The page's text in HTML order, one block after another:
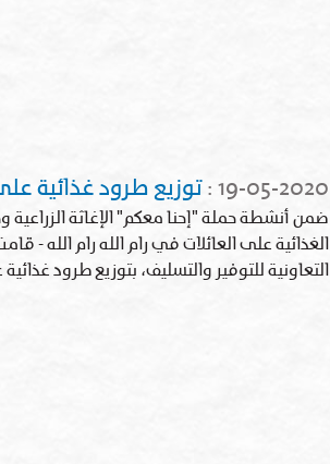
19-05-2020
: توزيع طرود غذائية
ضمن أنشطة حملة "إحنا معكم" الإغاثة الزراعية
الغذائية على العائلات في رام الله رام الله -
التعاونية للتوفير والتسليف، بتوزيع طرود